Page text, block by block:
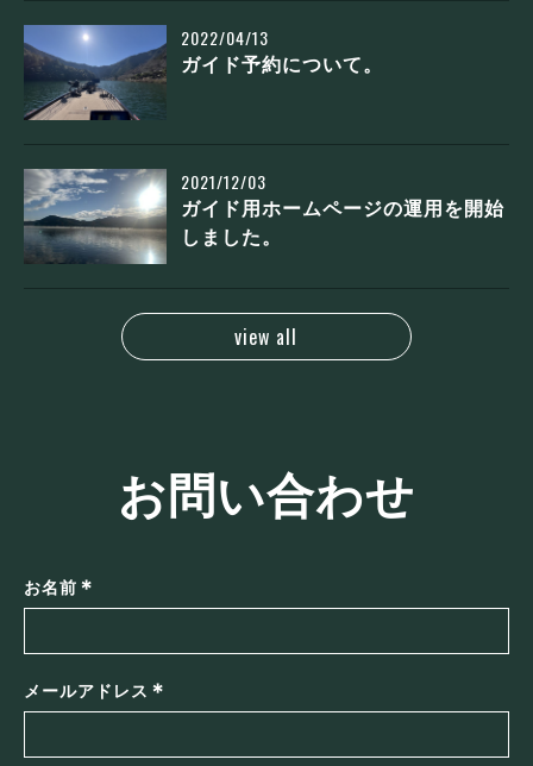
2022/04/13
ガイド予約について。
2021/12/03
ガイド用ホームページの運用を開始
しました。
view all
お問い合わせ
お名前 *
メールアドレス *